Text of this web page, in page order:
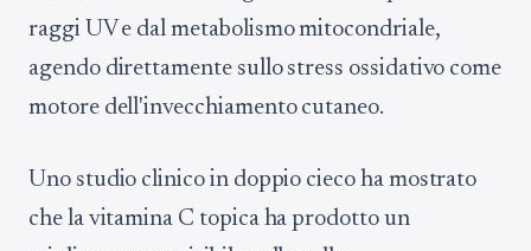
raggi UV e dal metabolismo mitocondriale,
agendo direttamente sullo stress ossidativo come
motore dell'invecchiamento cutaneo.
Uno studio clinico in doppio cieco ha mostrato
che la vitamina C topica ha prodotto un